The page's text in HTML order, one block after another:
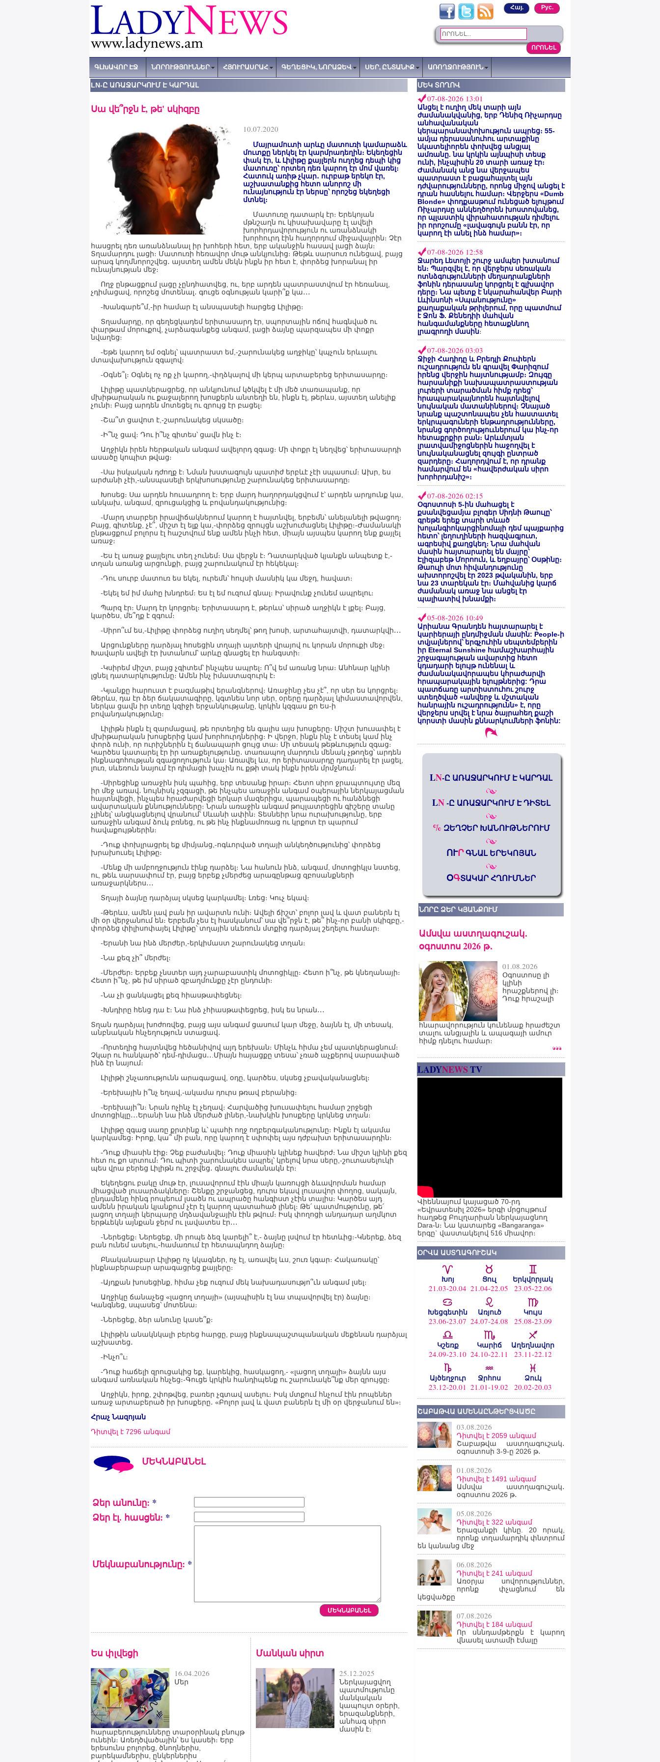
Рус.
Հայ.
ԳԼԽԱՎՈՐ ԷՋ ՆՈՐՈՒԹՅՈՒՆՆԵՐ ՀՅՈՒՐԱՍՐԱՀ ԳԵՂԵՑԻԿ, ՆՈՐԱՁԵՎ ՍԵՐ, ԸՆՏԱՆԻՔ ԱՌՈՂՋՈՒԹՅՈՒՆ
LN-Ը ԱՌԱՋԱՐԿՈՒՄ Է ԿԱՐԴԱԼ
Սա վե՞րջն է, թե' սկիզբը
10.07.2020
Մայրամուտի արևը մատուռի կամարաձև
մուտքը ներկել էր կարմրադեղին։ Եկեղեցին
փակ էր, և Լիլիթը քայլերն ուղղեց դեպի կից
մատուռը՝ որտեղ դեռ կարող էր մոմ վառել։
Հատուկ առիթ չկար․ ուրբաթ երեկո էր,
աշխատանքից հետո անորոշ մի
ունայնություն էր ներսը՝ որոշեց եկեղեցի
մտնել։
Մատուռը դատարկ էր։ Երեկոյան
մթնշաղն ու կիսախավարը էլ ավելի
խորհրդավորություն ու առանձնակի
խորհուրդ էին հաղորդում միջավայրին։ Չէր
հասցրել դեռ առանձնանալ իր խոհերի հետ, երբ ականջին հասավ լացի ձայն։
Տղամարդու լացի։ Մատուռի հեռավոր մութ անկյունից։ Թեթև սարսուռ ունեցավ, բայց
արագ կողմնորոշվեց․ այստեղ ամեն մեկն ինքն իր հետ է, փորձեց խորանալ իր
ունայնության մեջ։
Ողջ ընթացքում լացը չընդհատվեց, ու, երբ արդեն պատրաստվում էր հեռանալ,
չդիմացավ, որոշեց մոտենալ․ գուցե օգնության կարի՞ք կա․․․
-Խանգարե՞մ,-իր համար էլ անսպասելի հարցեց Լիլիթը։
Տղամարդը, որ գեղեցկադեմ երիտասարդ էր, սպորտային ոճով հագնված ու
փարթամ մորուքով, չարձագանքեց անգամ, լացի ձայնը պարզապես մի փոքր
նվաղեց։
-Եթե կարող եմ օգնել՝ պատրաստ եմ,-շարունակեց աղջիկը՝ կպչուն երևալու
մտավախություն զգալով։
-Օգնե՞լ։ Օգնել ոչ ոք չի կարող,-փղձկալով մի կերպ արտաբերեց երիտասարդը։
Լիլիթը պատկերացրեց, որ անկյունում կծկվել է մի մեծ տառապանք, որ
մխիթարական ու քաջալերող խոսքերն անտեղի են, ինքն էլ, թերևս, այստեղ անելիք
չունի։ Բայց արդեն մոտեցել ու զրույց էր բացել։
-Շա՞տ ցավոտ է,-շարունակեց սկսածը։
-Ի՞նչ ցավ։ Դու ի՞նչ գիտես՝ ցավն ինչ է։
Աղջիկն իրեն հերթական անգամ ավելորդ զգաց։ Մի փոքր էլ նեղվեց՝ երիտասարդի
ասածը կոպիտ թվաց։
-Սա իսկական դժողք է։ Նման խստագույն պատիժ երբևէ չէի սպասում։ Ախր, ես
արժանի չէի,-անսպասելի երկխոսությունը շարունակեց երիտասարդը։
Խոսեց։ Սա արդեն հուսադրող է։ Երբ մարդ հաղորդակցվում է՝ արդեն արդյունք կա,
անկախ, անգամ, զրուցակցից և բովանդակությունից։
-Մարդ տարբեր իրավիճակներում կարող է հայտնվել, երբեմն՝ անելանելի թվացող։
Բայց, գիտենք, չէ՞, միշտ էլ ելք կա,-փորձեց զրույցն աշխուժացնել Լիլիթը։-Ժամանակի
ընթացքում բոլորս էլ հաշտվում ենք ամեն ինչի հետ, միայն այսպես կարող ենք քայլել
առաջ։
-Ես էլ առաջ քայլելու տեղ չունեմ։ Սա վերջն է։ Դատարկված կյանքն անպետք է,-
տղան առանց արցունքի, բայց շարունակում էր հեկեկալ։
-Դու սուրբ մատուռ ես եկել, ուրեմն՝ հույսի մասնիկ կա մեջդ, հավատ։
-Եկել եմ իմ մահը խնդրեմ։ Ես էլ եմ ուզում գնալ։ Իրավունք չունեմ ապրելու։
Պարզ էր։ Մարդ էր կորցրել։ Երիտասարդ է, թերևս՝ սիրած աղջիկն է լքել։ Բայց,
կարծես, մե՞ղք է զգում։
-Սիրո՞ւմ ես,-Լիլիթը փորձեց ուղիղ սեղմել՝ թող խոսի, արտահայտվի, դատարկվի․․․
Արցունքները դարձյալ հոսեցին տղայի այտերի վրայով ու կորան մորուքի մեջ։
Խավարն ավելի էր խտանում՝ արևը գնացել էր հանգստի։
-Կսիրեմ միշտ, բայց չգիտեմ՝ ինչպես ապրել։ Ո՞վ եմ առանց նրա։ Անհնար կլինի
լցնել դատարկությունը։ Ամեն ինչ իմաստազուրկ է։
-Կյանքը հարուստ է բազմաթիվ երանգներով։ Առաջինը չես չէ՞, որ սեր ես կորցրել։
Թերևս, դա էր ձեր ճակատագիրը, կգտնես նոր սեր, օրերը դարձյալ կիմաստավորվեն,
ներկա ցավն իր տեղը կզիջի երջանկությանը, կրկին կզգաս քո Ես-ի
բովանդակությունը։
Լիլիթն ինքն էլ զարմացավ, թե որտեղից են գալիս այս խոսքերը։ Միշտ խուսափել է
մխիթարական խոսքերից կամ խորհուրդներից։ Ի վերջո, ինքն ինչ է տեսել կամ ինչ
փորձ ունի, որ ուրիշներին էլ ճանապարհ ցույց տա։ Մի տեսակ թեթևություն զգաց։
Կարծես կատարել էր իր առաքելությունը․ տառապող մարդուն մենակ չթողեց՝ արդեն
ինքնագոհության զգացողություն կա։ Առավել ևս, որ երիտասարդը դադարել էր լացել,
լուռ, սևեռուն նայում էր դիմացի խաչին ու քթի տակ ինքն իրեն մրմջնում։
-Սիրեցինք առաջին իսկ պահից, երբ տեսանք իրար։ Հետո սիրո ջրապտույտը մեզ
իր մեջ առավ․ նույնիսկ չզգացի, թե ինչպես առաջին անգամ օպերային ներկայացման
հայտնվեցի, ինչպես հրաժարվեցի երկար մազերիցս, պարապեցի ու հանձնեցի
ավարտական քննությունները։ Նրան առաջին անգամ թույլատրեցին գիշերը տանը
չլինել՝ անցկացնելով վրանում՝ Սևանի ափին։ Տեսնեիր նրա ուրախությունը, երբ
առաջին անգամ ձուկ բռնեց, ու թե ինչ ինքնամոռաց ու կրքոտ էր պարում
հավաքույթներին։
-Դուք փոխլրացրել եք միմյանց,-ոգևորված տղայի անկեղծությունից՝ փորձեց
խրախուսել Լիլիթը։
-Մենք մի ամբողջություն էինք դարձել։ Նա հանուն ինձ, անգամ, մոտոցիկլս նստեց,
ու, թեև սարսափում էր, բայց երբեք չմերժեց արագընթաց զբոսանքների
առաջարկներս․․․
Տղայի ձայնը դարձյալ սկսեց կարկամել։ Լռեց։ Կուչ եկավ։
-Թերևս, ամեն լավ բան իր ավարտն ունի։ Ավելի ճիշտ՝ բոլոր լավ և վատ բաներն էլ
մի օր վերջանում են։ Երբեմն չես էլ հասկանում՝ սա վե՞րջն է, թե՞ ինչ-որ բանի սկիզբը,-
փորձեց փիլիսոփայել Լիլիթը՝ տղային սևեռուն մտքից դարձյալ շեղելու համար։
-Երանի նա ինձ մերժեր,-երկիմաստ շարունակեց տղան։
-Նա քեզ չի՞ մերժել։
-Մերժեր։ Երբեք չնստեր այդ չարաբաստիկ մոտոցիկլը։ Հետո ի՞նչ, թե կնեղանայի։
Հետո ի՞նչ, թե իմ սիրած զբաղմունքը չէր ընդունի։
-Նա չի ցանկացել քեզ հիասթափեցնել։
-Խնդիրը հենց դա է։ Նա ինձ չհիասթափեցրեց, իսկ ես նրան․․․
Տղան դարձյալ խոժոռվեց, բայց այս անգամ ցասում կար մեջը, ձայնն էլ, մի տեսակ,
անբնական հնչեղություն ստացավ․
-Որտեղից հայտնվեց հեծանիվով այդ երեխան։ Մինչև հիմա չեմ պատկերացնում։
Չկար ու հանկարծ՝ դեմ-դիմացս․․.Միայն հայացքը տեսա՝ չռած աչքերով սարսափած
ինձ էր նայում։
Լիլիթի շնչառությունն արագացավ, օդը, կարծես, սկսեց չբավականացնել։
-Երեխային ի՞նչ եղավ,-ակամա դուրս թռավ բերանից։
-Երեխայի՞ն։ Նրան ոչինչ էլ չեղավ։ Հարվածից խուսափելու համար շրջեցի
մոտոցիկլը․․․Երանի նա ինձ մերժած լիներ,-նախկին խոսքերը կրկնեց տղան։
Լիլիթը զգաց սառը քրտինք և՝ պահի ողջ ողբերգականությունը։ Ինքն էլ ակամա
կարկամեց։ Իրոք, կա՞ մի բան, որը կարող է սփոփել այս դժբախտ երիտասարդին։
-Դուք միասին էիք։ Չեք բաժանվել։ Դուք միասին կլինեք հավերժ։ Նա միշտ կլինի քեզ
հետ ու քո սրտում։ Դու պիտի շարունակես ապրել՝ կրելով նրա սերը,-շուտասելուկի
պես վրա բերեց Լիլիթն ու շրջվեց․ գնալու ժամանակն էր։
Եկեղեցու բակը մութ էր, լուսավորում էին միայն կառույցի ձևավորման համար
միացված լուսարձակները։ Շենքը շրջանցեց, դուրս եկավ լուսավոր փողոց, սակայն,
ընդամենը հինգ րոպեում լսածն ու ապրածը հանգիստ չէին տալիս։ Կարծես այդ
ամենն իրական կյանքում չէր էլ կարող պատահած լինել։ Թե՛ պատմությունը, թե՛
լացող տղայի կերպարը մղձավանջային էին թվում։ Իսկ փողոցի անդադար աղմկոտ
երթևեկն այնքան ջերմ ու լավատես էր․․․
-Ներեցեք։ Ներեցեք, մի րոպե ձեզ կարելի՞ է,- ձայնը լսվում էր հետևից։-Կներեք, ձեզ
բան ունեմ ասելու,-համառում էր հետապնդող ձայնը։
Բնականաբար Լիլիթը ոչ կկագներ, ոչ էլ, առավել ևս, շուռ կգար։ Հակառակը՝
ինքնաբերաբար արագացրեց քայլերը։
-Այդքան խոսեցինք, հիմա չեք ուզում մեկ նախադասությո՞ւն անգամ լսել։
Աղջիկը ճանաչեց «լացող տղայի» (այսպիսին էլ նա տպավորվել էր) ձայնը։
Կանգնեց, սպասեց՝ մոտենա։
-Ներեցեք, ձեր անունը կասե՞ք։
Լիլիթին անակնկալի բերեց հարցը, բայց ինքնապաշտպանական մեքենան դարձյալ
աշխատեց․
-Ինչո՞ւ։
-Դուք հաճելի զրուցակից եք, կարեկից, հասկացող,- «լացող տղայի» ձայնն այս
անգամ առնական հնչեց։-Գուցե կրկին հանդիպենք ու շարունակե՞նք մեր զրույցը։
Աղջիկն, իրոք, շփոթվեց, բառեր չգտավ ասելու։ Իսկ մտքում հնչում էին րոպեներ
առաջ արտաբերած իր խոսքերը․ «Բոլոր լավ և վատ բաներն էլ մի օր վերջանում են»։
Հրաչ Նազոյան
Դիտվել է 7296 անգամ
ՄԵԿՆԱԲԱՆԵԼ
Ձեր անունը: *
Ձեր էլ. հասցեն: *
Մեկնաբանությունը: *
Ես փլվեցի
16.04.2026
Մեր
հարաբերությունները տարօրինակ բնույթ
ունեին։ Առեղծվածային՝ ես կասեի։ Երբ
երեսունս բոլորեց, ծնողներիս,
բարեկամներիս, ընկերներիս
Մանկան սիրտ
25.12.2025
Ներկայացվող
պատմությունը
մանկական
կապույտ օրերի,
երազանքների,
անհագ սիրո
մասին է։
ՄԵԿ ՏՈՂՈՎ
07-08-2026 13:01
Անցել է ուղիղ մեկ տարի այն
ժամանակվանից, երբ Դենիզ Ռիչարդսը
անհավանական
կերպարանափոխություն ապրեց։ 55-
ամյա դերասանուհու արտաքինը
նկատելիորեն փոխվեց անցյալ
ամռանը. նա կրկին այնպիսի տեսք
ունի, ինչպիսին 20 տարի առաջ էր։
Ժամանակ անց նա վերջապես
պատրաստ է բացահայտել այն
դժվարությունները, որոնց միջով անցել է
դրան հասնելու համար։ Վերջերս «Dumb
Blonde» փոդքասթում ունեցած ելույթում
Ռիչարդսը անկեղծորեն խոստովանեց,
որ պլաստիկ վիրահատության դիմելու
իր որոշումը «լավագույն բանն էր, որ
կարող էի անել ինձ համար»։
07-08-2026 12:58
Ջարեդ Լետոյի շուրջ ամպեր խտանում
են։ Պարզվել է, որ վերջերս սեռական
ոտնձգությունների մեղադրանքների
ֆոնին դերասանը կորցրել է գլխավոր
դերը։ Նա պետք է նկարահանվեր Բարի
Լևինսոնի «Սպանությունը»
քաղաքական թրիլերում, որը պատմում
է Ջոն Ֆ. Քենեդիի մահվան
հանգամանքները հետաքննող
լրագրողի մասին։
07-08-2026 03:03
Ջիջի Հադիդը և Բրեդլի Քուփերն
ուշադրություն են գրավել Փարիզում
իրենց վերջին հայտնությամբ։ Զույգը
հարսանիքի նախապատրաստության
լուրերի տարածման հիմք դրեց՝
հրապարակայնորեն հայտնվելով
նույնական մատանիներով։ Չնայած
նրանք պաշտոնապես չեն հաստատել
երկրպագուների ենթադրությունները,
նրանց գործողություւներում կա ինչ-որ
հետաքրքիր բան։ Արևմտյան
լրատվամիջոցներին հաջողվել է
նույնականացնել զույգի ընտրած
զարդերը։ Հաղորդվում է, որ դրանք
համարվում են «հավերժական սիրո
խորհրդանիշ»։
07-08-2026 02:15
Օգոստոսի 5-ին մահացել է
քսանվեցամյա բլոգեր Սիդնի Թաուլը՝
գրեթե երեք տարի տևած
խոլանգիոկարցինոմայի դեմ պայքարից
հետո՝ լեղուղիների հազվագյուտ,
ագրեսիվ քաղցկեղ։ Նրա մահվան
մասին հայտարարել են մայրը՝
Էլիզաբեթ Մորոուն, և եղբայրը՝ Օսթինը։
Թաուլի մոտ հիվանդությունը
ախտորոշվել էր 2023 թվականին, երբ
նա 23 տարեկան էր։ Մահվանից կարճ
ժամանակ առաջ նա անցել էր
պալիատիվ խնամքի։
05-08-2026 10:49
Արիանա Գրանդեն հայտարարել է
կարիերայի ընդմիջման մասին: People-ի
տվյալներով՝ երգչուհին սեպտեմբերին
իր Eternal Sunshine համաշխարհային
շրջագայության ավարտից հետո
կդադարի ելույթ ունենալ և
ժամանակավորապես կհրաժարվի
հրապարակային ելույթներից: Դրա
պատճառը արտիստուհու շուրջ
ստեղծված «անվերջ և մշտական
հանրային ուշադրությունն» է, որը
վերջերս սրվել է նրա ծայրահեղ քաշի
կորստի մասին քննարկումների ֆոնին:
LN-Ը ԱՌԱՋԱՐԿՈՒՄ Է ԿԱՐԴԱԼ
LN-Ը ԱՌԱՋԱՐԿՈՒՄ Է ԴԻՏԵԼ
% ԶԵՂՉԵՐ ԽԱՆՈՒԹՆԵՐՈՒՄ
ՈՒՐԳՆԱԼ ԵՐԵԿՈՅԱՆ
ՕԳՏԱԿԱՐ ՀՂՈՒՄՆԵՐ
ՆՈՐԸ ՁԵՐ ԿՅԱՆՔՈՒՄ
Ամսվա աստղագուշակ․
օգոստոս 2026 թ․
01.08.2026
Օգոստոսը լի
կլինի
հրաշքներով լի։
Դուք հրաշալի
հնարավորություն կունենաք հրաժեշտ
տալու անցյալին և ապագայի ամուր
հիմք դնելու համար։
LADYNEWSTV
Վիեննայում կայացած 70-րդ
«Եվրատեսիլ 2026» երգի մրցույթում
հաղթեց Բուլղարիան ներկայացնող
Dara-ն։ Նա կատարեց «Bangaranga»
երգը` վաստակելով 516 միավոր։
ՕՐՎԱ ԱՍՏՂԱԳՈՒՇԱԿ
Խոյ
21.03-20.04
Ցուլ
21.04-22.05
Երկվորյակ
23.05-22.06
Խեցգետին
23.06-23.07
Առյուծ
24.07-24.08
Կույս
25.08-23.09
Կշեռք
24.09-23.10
Կարիճ
24.10-22.11
Աղեղնավոր
23.11-22.12
Այծեղջուր
23.12-20.01
Ջրհոս
21.01-19.02
Ձուկ
20.02-20.03
ՇԱԲԱԹՎԱ ԱՄԵՆԱԸՆԹԵՐՑՎԱԾԸ
03.08.2026
Դիտվել է 2059 անգամ
Շաբաթվա աստղագուշակ․
օգոստոսի 3-9-ը 2026 թ․
01.08.2026
Դիտվել է 1491 անգամ
Ամսվա աստղագուշակ․
օգոստոս 2026 թ․
05.08.2026
Դիտվել է 322 անգամ
Երազանքի կինը. 20 որակ,
որոնք տղամարդիկ փնտրում
են կանանց մեջ
06.08.2026
Դիտվել է 241 անգամ
Առօրյա սովորություններ,
որոնք փչացնում են
կեցվածքը
07.08.2026
Դիտվել է 184 անգամ
Որ սննդամթերքն է կարող
վնասել ատամի էմալը